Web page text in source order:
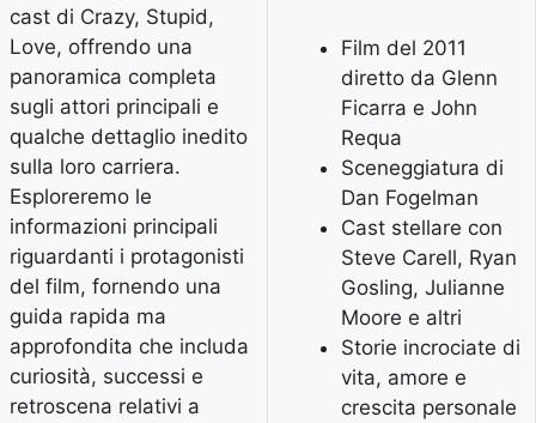
cast di Crazy, Stupid,
Love, offrendo una
panoramica completa
sugli attori principali e
qualche dettaglio inedito
sulla loro carriera.
Esploreremo le
informazioni principali
riguardanti i protagonisti
del film, fornendo una
guida rapida ma
approfondita che includa
curiosità, successi e
retroscena relativi a
Film del 2011
diretto da Glenn
Ficarra e John
Requa
Sceneggiatura di
Dan Fogelman
Cast stellare con
Steve Carell, Ryan
Gosling, Julianne
Moore e altri
Storie incrociate di
vita, amore e
crescita personale